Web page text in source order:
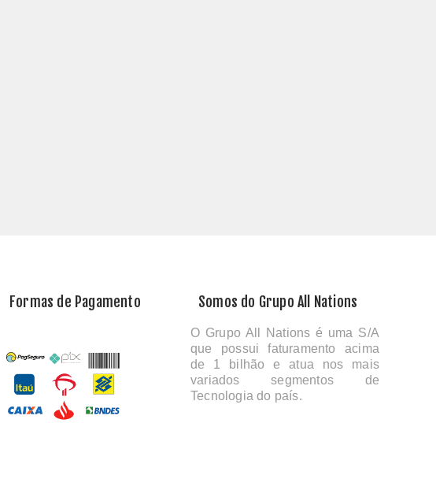
Formas de Pagamento Somos do Grupo All Nations
O Grupo All Nations é uma S/A
que possui faturamento acima
de 1 bilhão e atua nos mais
variados segmentos de
Tecnologia do país.